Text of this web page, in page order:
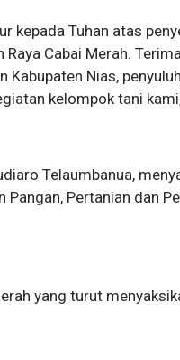
kepada Tuhan atas
Cabai Merah.
Kabupaten Nias,
kelompok tani
Telaumbanua,
Pertanian dan
yang turut